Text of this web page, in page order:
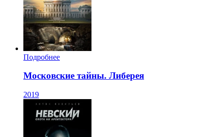
Подробнее
Московские тайны. Либерея
2019